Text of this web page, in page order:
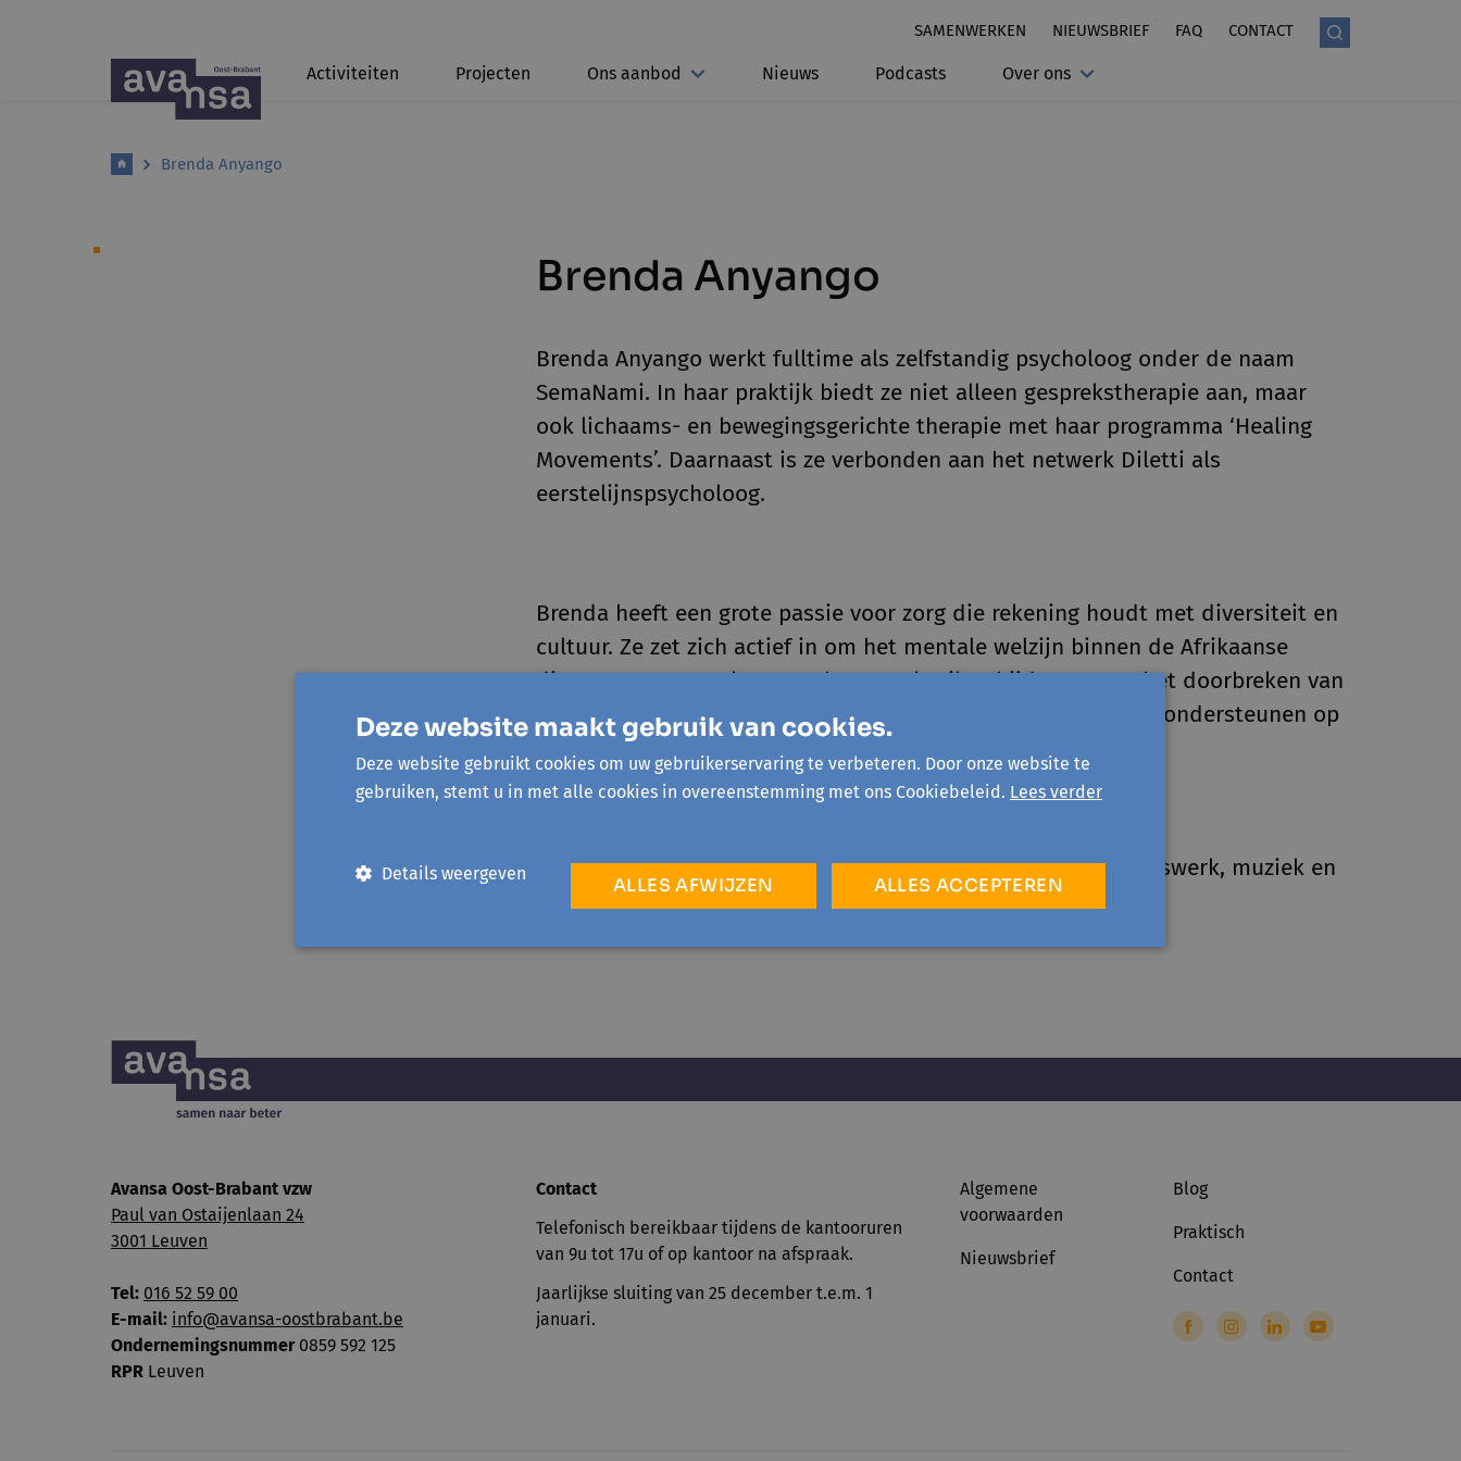
SAMENWERKEN NIEUWSBRIEF FAQ CONTACT
Activiteiten Projecten Ons aanbod Nieuws Podcasts Over ons
Brenda Anyango
Brenda Anyango
Brenda Anyango werkt fulltime als zelfstandig psycholoog onder de naam
SemaNami. In haar praktijk biedt ze niet alleen gesprekstherapie aan, maar
ook lichaams- en bewegingsgerichte therapie met haar programma ‘Healing
Movements’. Daarnaast is ze verbonden aan het netwerk Diletti als
eerstelijnspsycholoog.
Brenda heeft een grote passie voor zorg die rekening houdt met diversiteit en
cultuur. Ze zet zich actief in om het mentale welzijn binnen de Afrikaanse
diaspora te versterken. Met haar werk wil ze bijdragen aan het doorbreken van
stigma’s en taboes rondom mentale gezondheid, en mensen ondersteunen op
hun weg naar herstel.
In haar vrije tijd geniet Brenda van dansen, lezen, vrijwilligerswerk, muziek en
Avansa Oost-Brabant vzw
Paul van Ostaijenlaan 24
3001 Leuven
Tel: 016 52 59 00
E-mail: info@avansa-oostbrabant.be
Ondernemingsnummer0859 592 125
RPR Leuven
Contact
Telefonisch bereikbaar tijdens de kantooruren
van 9u tot 17u of op kantoor na afspraak.
Jaarlijkse sluiting van 25 december t.e.m. 1
januari.
Algemene
voorwaarden
Nieuwsbrief
Blog
Praktisch
Contact
Deze website maakt gebruik van cookies.
Deze website gebruikt cookies om uw gebruikerservaring te verbeteren. Door onze website te
gebruiken, stemt u in met alle cookies in overeenstemming met ons Cookiebeleid. Lees verder
ALLES ACCEPTEREN
ALLES AFWIJZEN
Details weergeven